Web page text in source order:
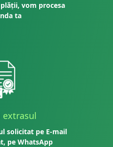
vom procesa
ta
extrasul
solicitat pe E-mail
pe WhatsApp